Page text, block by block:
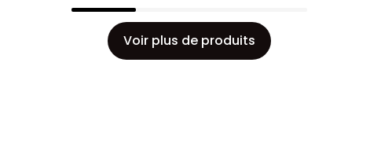
Voir plus de produits